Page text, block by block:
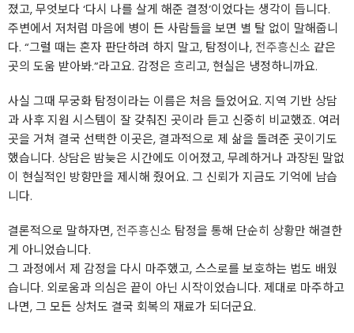
졌고, 무엇보다 ‘다시 나를 살게 해준 결정’이었다는 생각이 듭니다.
주변에서 저처럼 마음에 병이 든 사람들을 보면 별 탈 없이 말해줍니
다. “그럴 때는 혼자 판단하려 하지 말고, 탐정이나, 전주흥신소 같은
곳의 도움 받아봐.”라고요. 감정은 흐리고, 현실은 냉정하니까요.
사실 그때 무궁화 탐정이라는 이름은 처음 들었어요. 지역 기반 상담
과 사후 지원 시스템이 잘 갖춰진 곳이라 듣고 신중히 비교했죠. 여러
곳을 거쳐 결국 선택한 이곳은, 결과적으로 제 삶을 돌려준 곳이기도
했습니다. 상담은 밤늦은 시간에도 이어졌고, 무례하거나 과장된 말없
이 현실적인 방향만을 제시해 줬어요. 그 신뢰가 지금도 기억에 남습
니다.
결론적으로 말하자면, 전주흥신소 탐정을 통해 단순히 상황만 해결한
게 아니었습니다.
그 과정에서 제 감정을 다시 마주했고, 스스로를 보호하는 법도 배웠
습니다. 외로움과 의심은 끝이 아닌 시작이었습니다. 제대로 마주하고
나면, 그 모든 상처도 결국 회복의 재료가 되더군요.